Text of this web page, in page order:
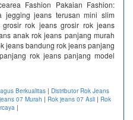
Fashion Pakaian Fashion:
jegging jeans terusan mini slim
grosir rok jeans grosir rok jeans
anak rok jeans panjang murah
jeans bandung rok jeans panjang
rok jeans panjang model
Berkualitas | Distributor Rok Jeans
07 Murah | Rok jeans 07 Asli | Rok
|